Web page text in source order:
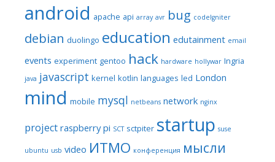
android apache api array avr bug codeIgniter
debian duolingo education edutainment email
events experiment gentoo hack hardware hollywar Ingria
java javascript kernel kotlin languages led London
mind mobile mysql netbeans network nginx
project raspberry pi SCT sctpiter startup suse
ubuntu usb video ИТМО конференция мысли